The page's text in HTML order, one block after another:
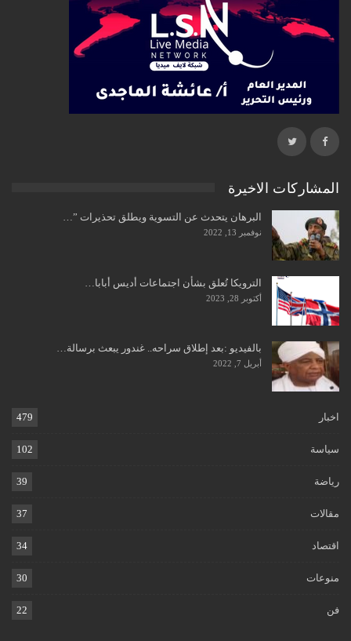
المشاركات الاخيرة
البرهان يتحدث عن التسوية ويطلق تحذيرات ”…
نوفمبر 13, 2022
الترويكا تُعلق بشأن اجتماعات أديس أبابا…
أكتوبر 28, 2023
بالفيديو :بعد إطلاق سراحه.. غندور يبعث برسالة…
أبريل 7, 2022
اخبار 479
سياسة 102
رياضة 39
مقالات 37
اقتصاد 34
منوعات 30
فن 22